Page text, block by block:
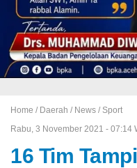
Home / Daerah / News / Sport
Rabu, 3 November 2021 - 07:14
16 Tim